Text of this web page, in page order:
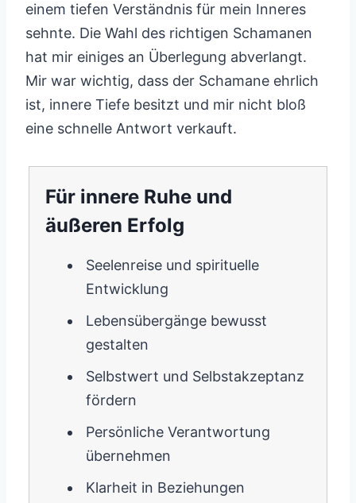
einem tiefen Verständnis für mein Inneres
sehnte. Die Wahl des richtigen Schamanen
hat mir einiges an Überlegung abverlangt.
Mir war wichtig, dass der Schamane ehrlich
ist, innere Tiefe besitzt und mir nicht bloß
eine schnelle Antwort verkauft.
Für innere Ruhe und
äußeren Erfolg
Seelenreise und spirituelle
Entwicklung
Lebensübergänge bewusst
gestalten
Selbstwert und Selbstakzeptanz
fördern
Persönliche Verantwortung
übernehmen
Klarheit in Beziehungen